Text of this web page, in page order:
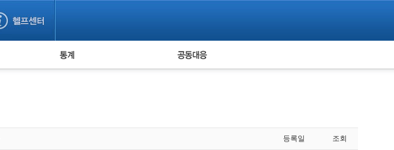
누적 피해사례 통계 피해자 공동대응
등록일 조회